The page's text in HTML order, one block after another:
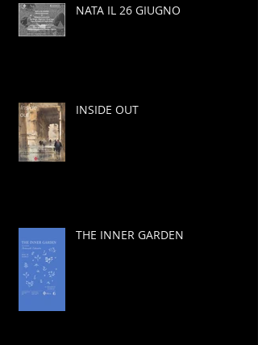
NATA IL 26 GIUGNO
INSIDE OUT
THE INNER GARDEN